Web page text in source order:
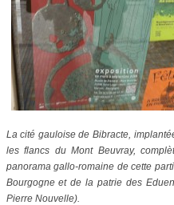
La cité gauloise de Bibracte,
les flancs du Mont Beuvray,
panorama gallo-romaine de cette
Bourgogne et de la patrie des
Pierre Nouvelle).